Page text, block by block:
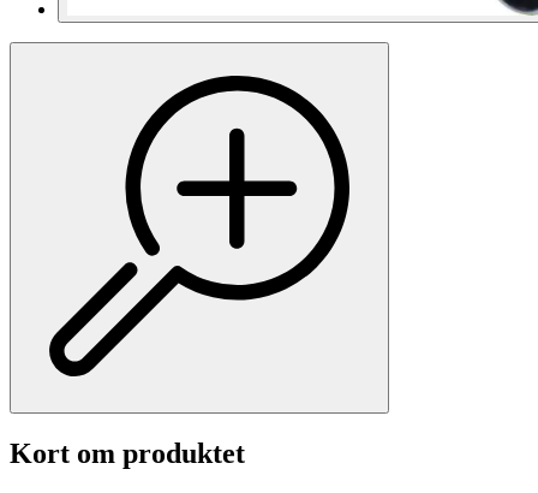
Kort om produktet